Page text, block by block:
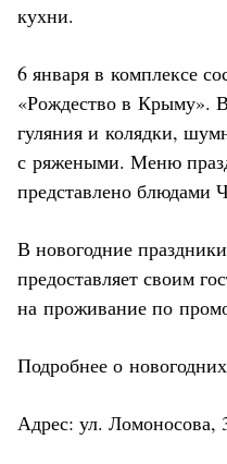
кухни.
6 января в комплексе
«Рождество в Крыму».
гуляния и колядки,
с ряжеными. Меню
представлено блюдами
В новогодние
предоставляет своим
на проживание по
Подробнее о
Адрес: ул. Ломоносова,